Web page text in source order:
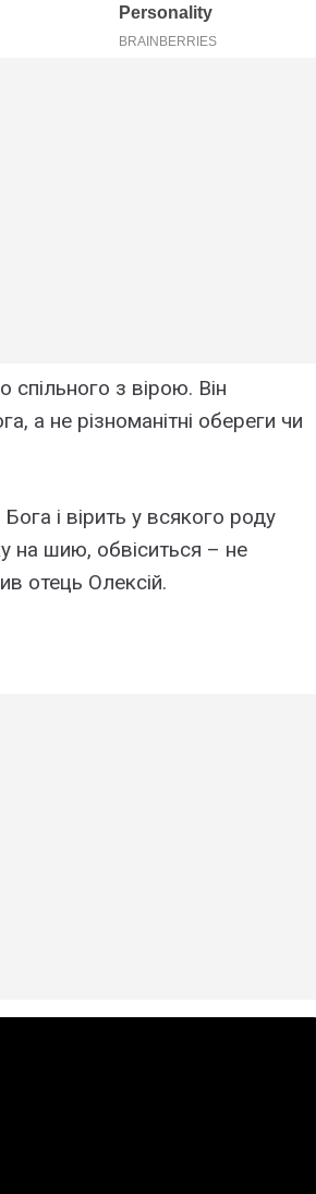
спільного з вірою. Він
а не різноманітні обереги чи
і вірить у всякого роду
на шию, обвіситься – не
отець Олексій.